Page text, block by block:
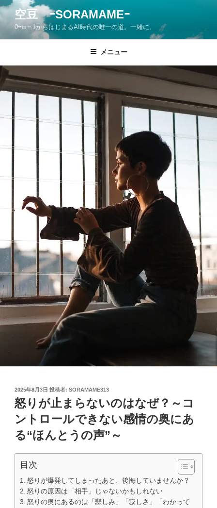
コ
ン
ン
空豆 ｰSORAMAMEｰ
0=∞＝1からはじまるAI時代の唯一の道。一緒に。
メニュー
投
稿
日:
2025年8月3日 投稿者: SORAMAME313
怒りが止まらないのはなぜ？～コ
ントロールできない感情の奥にあ
る“ほんとうの声”～
目次
怒りが爆発してしまったあと、後悔していませんか？
怒りの原因は「相手」じゃないかもしれない
怒りの奥にあるのは「悲しみ」「寂しさ」「わかって